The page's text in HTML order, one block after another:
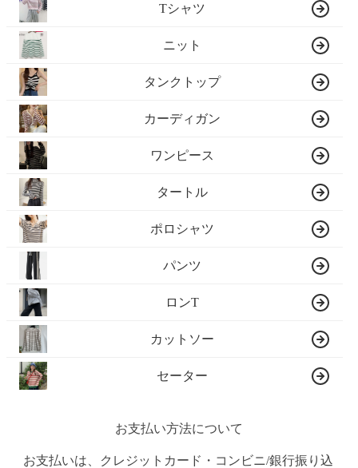
Tシャツ
ニット
タンクトップ
カーディガン
ワンピース
タートル
ポロシャツ
パンツ
ロンT
カットソー
セーター
お支払い方法について
お支払いは、クレジットカード・コンビニ/銀行振り込